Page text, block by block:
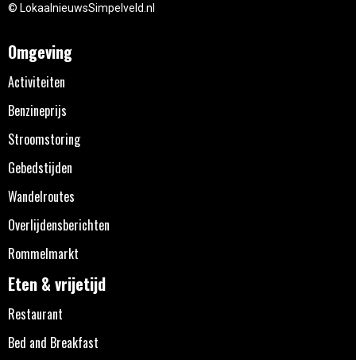
© LokaalnieuwsSimpelveld.nl
Omgeving
Activiteiten
Benzineprijs
Stroomstoring
Gebedstijden
Wandelroutes
Overlijdensberichten
Rommelmarkt
Eten & vrijetijd
Restaurant
Bed and Breakfast